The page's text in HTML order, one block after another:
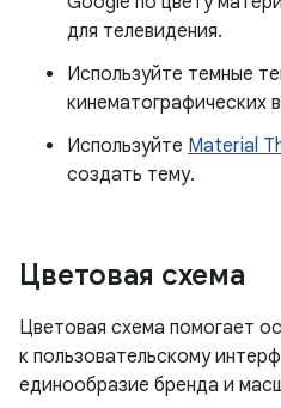
для телевидения.
Используйте темные
кинематографических
Используйте Material
создать тему.
Цветовая схема
Цветовая схема помогает
к пользовательскому
единообразие бренда и